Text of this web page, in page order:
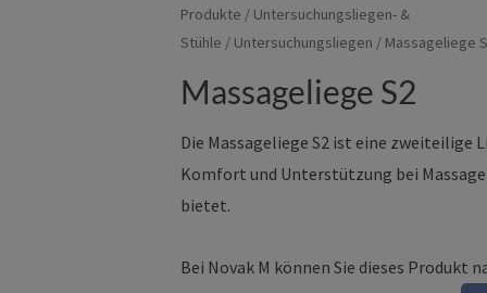
Produkte / Untersuchungsliegen- &
Stühle / Untersuchungsliegen / Massageliege
Massageliege S2
Die Massageliege S2 ist eine zweiteilige
Komfort und Unterstützung bei
bietet.
Bei Novak M können Sie dieses Produkt